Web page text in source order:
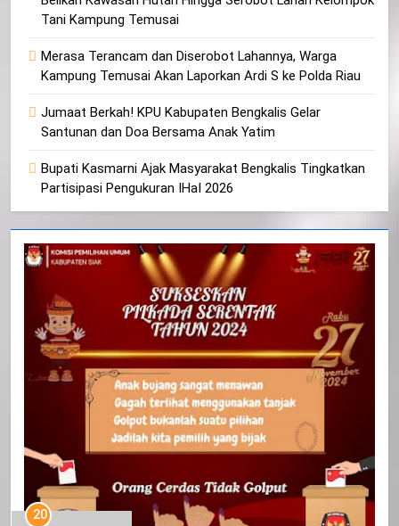
Tani Kampung Temusai
Merasa Terancam dan Diserobot Lahannya, Warga
Kampung Temusai Akan Laporkan Ardi S ke Polda Riau
Jumaat Berkah! KPU Kabupaten Bengkalis Gelar
Santunan dan Doa Bersama Anak Yatim
Bupati Kasmarni Ajak Masyarakat Bengkalis Tingkatkan
Partisipasi Pengukuran IHaI 2026
20